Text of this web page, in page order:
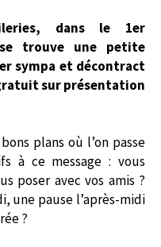
dans le 1er
trouve une petite
sympa et décontract
sur présentation
plans où l’on passe
à ce message : vous
poser avec vos amis ?
une pause l’après-midi
?